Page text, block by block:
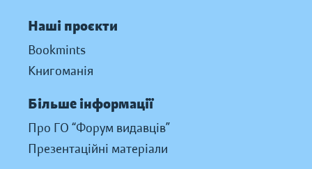
Наші проєкти
Bookmints
Книгоманія
Більше інформації
Про ГО “Форум видавців”
Презентаційні матеріали